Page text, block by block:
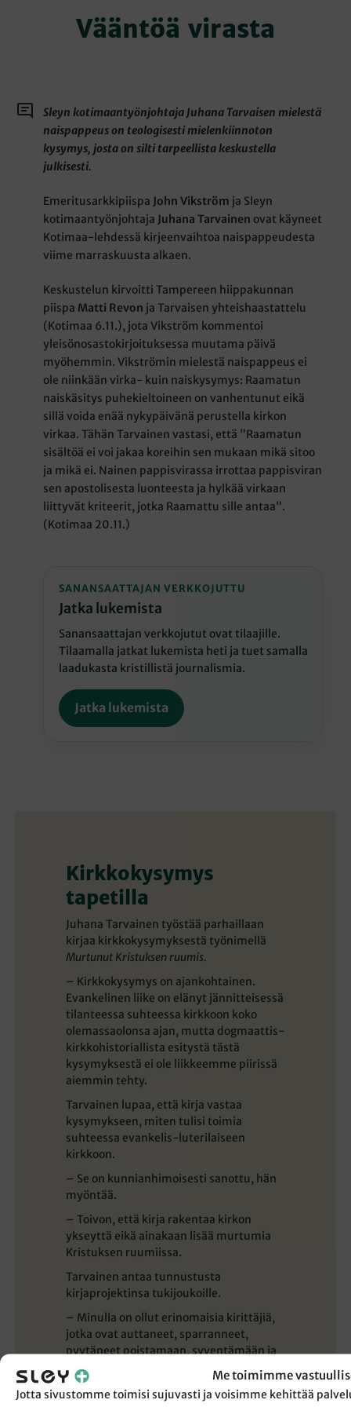
Me toimimme
Jotta sivustomme toimisi sujuvasti ja voisimme kehittää
Vääntöä virasta
Sleyn kotimaantyönjohtaja Juhana Tarvaisen mielestä
naispappeus on teologisesti mielenkiinnoton
kysymys, josta on silti tarpeellista keskustella
julkisesti.
Emeritusarkkipiispa John Vikström ja Sleyn
kotimaantyönjohtaja Juhana Tarvainen ovat käyneet
Kotimaa-lehdessä kirjeenvaihtoa naispappeudesta
viime marraskuusta alkaen.
Keskustelun kirvoitti Tampereen hiippakunnan
piispa Matti Revon ja Tarvaisen yhteishaastattelu
(Kotimaa 6.11.), jota Vikström kommentoi
yleisönosastokirjoituksessa muutama päivä
myöhemmin. Vikströmin mielestä naispappeus ei
ole niinkään virka- kuin naiskysymys: Raamatun
naiskäsitys puhekieltoineen on vanhentunut eikä
sillä voida enää nykypäivänä perustella kirkon
virkaa. Tähän Tarvainen vastasi, että ”Raamatun
sisältöä ei voi jakaa koreihin sen mukaan mikä sitoo
ja mikä ei. Nainen pappisvirassa irrottaa pappisviran
sen apostolisesta luonteesta ja hylkää virkaan
liittyvät kriteerit, jotka Raamattu sille antaa”.
(Kotimaa 20.11.)
SANANSAATTAJAN VERKKOJUTTU
Jatka lukemista
Sanansaattajan verkkojutut ovat tilaajille.
Tilaamalla jatkat lukemista heti ja tuet samalla
laadukasta kristillistä journalismia.
Jatka lukemista
Kirkkokysymys
tapetilla
Juhana Tarvainen työstää parhaillaan
kirjaa kirkkokysymyksestä työnimellä
Murtunut Kristuksen ruumis.
– Kirkkokysymys on ajankohtainen.
Evankelinen liike on elänyt jännitteisessä
tilanteessa suhteessa kirkkoon koko
olemassaolonsa ajan, mutta dogmaattis-
kirkkohistoriallista esitystä tästä
kysymyksestä ei ole liikkeemme piirissä
aiemmin tehty.
Tarvainen lupaa, että kirja vastaa
kysymykseen, miten tulisi toimia
suhteessa evankelis-luterilaiseen
kirkkoon.
– Se on kunnianhimoisesti sanottu, hän
myöntää.
– Toivon, että kirja rakentaa kirkon
ykseyttä eikä ainakaan lisää murtumia
Kristuksen ruumiissa.
Tarvainen antaa tunnustusta
kirjaprojektinsa tukijoukoille.
– Minulla on ollut erinomaisia kirittäjiä,
jotka ovat auttaneet, sparranneet,
pyytäneet poistamaan, syventämään ja
harkitsemaan uudestaan. Ilman heitä
tämä ei olisi ollut mahdollista.